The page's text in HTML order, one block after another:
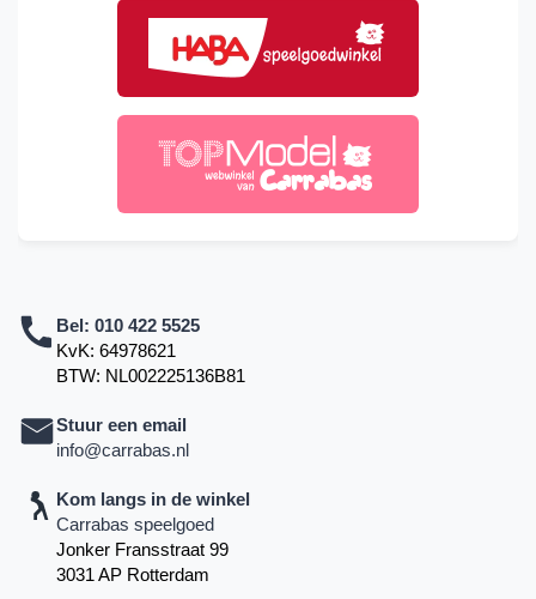
Bel: 010 422 5525
KvK: 64978621
BTW: NL002225136B81
Stuur een email
info@carrabas.nl
Kom langs in de winkel
Carrabas speelgoed
Jonker Fransstraat 99
3031 AP Rotterdam